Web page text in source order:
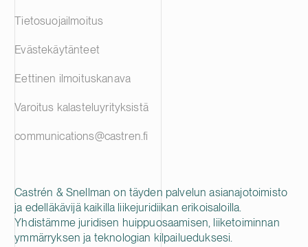
Castrén & Snellman on täyden palvelun asianajotoimisto
ja edelläkävijä kaikilla liikejuridiikan erikoisaloilla.
Yhdistämme juridisen huippuosaamisen, liiketoiminnan
ymmärryksen ja teknologian kilpailueduksesi.
Tietosuojailmoitus
Evästekäytänteet
Eettinen ilmoituskanava
Varoitus kalasteluyrityksistä
communications@castren.fi